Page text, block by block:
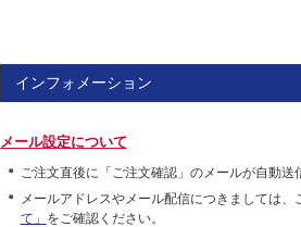
インフォメーション
メール設定について
ご注文直後に「ご注文確認」のメールが自動送
メールアドレスやメール配信につきましては、
て」 をご確認ください。